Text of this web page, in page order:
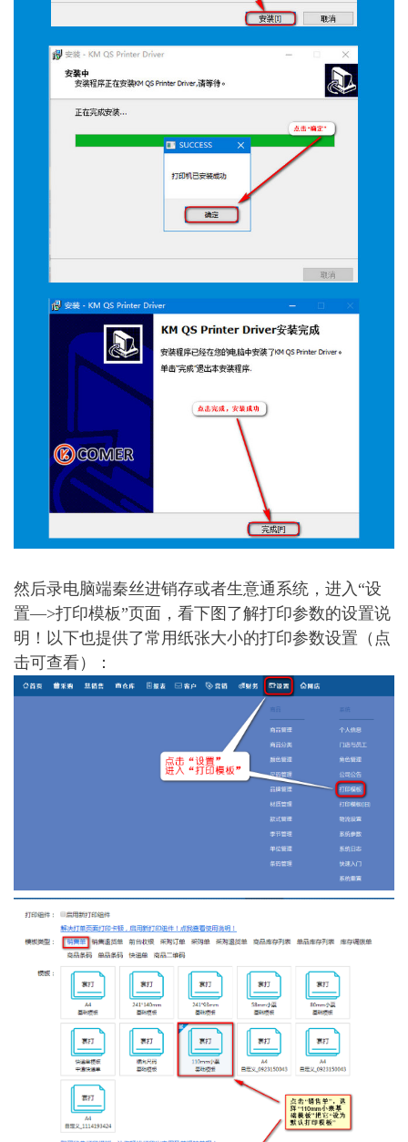
然后录电脑端秦丝进销存或者生意通系统，进入“设
置—>打印模板”页面，看下图了解打印参数的设置说
明！以下也提供了常用纸张大小的打印参数设置（点
击可查看）：